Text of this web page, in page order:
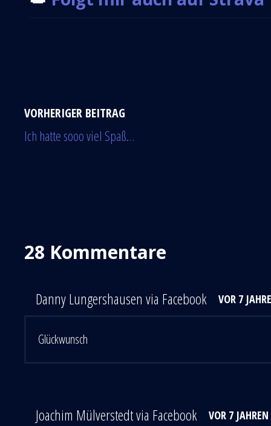
VORHERIGER BEITRAG
Ich hatte sooo viel Spaß…
28 Kommentare
Danny Lungershausen via Facebook VOR 7
Glückwunsch
Joachim Mülverstedt via Facebook VOR 7 JAHREN